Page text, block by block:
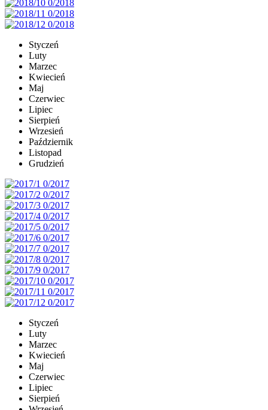
Styczeń
Luty
Marzec
Kwiecień
Maj
Czerwiec
Lipiec
Sierpień
Wrzesień
Październik
Listopad
Grudzień
Styczeń
Luty
Marzec
Kwiecień
Maj
Czerwiec
Lipiec
Sierpień